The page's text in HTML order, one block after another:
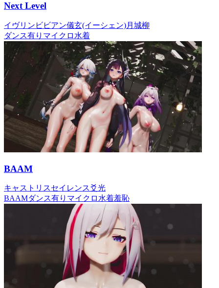
Next Level
イヴリン ビビアン儀玄(イーシェン)月城柳
ダンス有り マイクロ水着
BAAM
キャストリスセイレンス爻光
BAAMダンス有り マイクロ水着羞恥